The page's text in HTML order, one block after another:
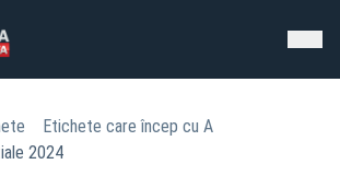
Etichete care încep cu A
2024